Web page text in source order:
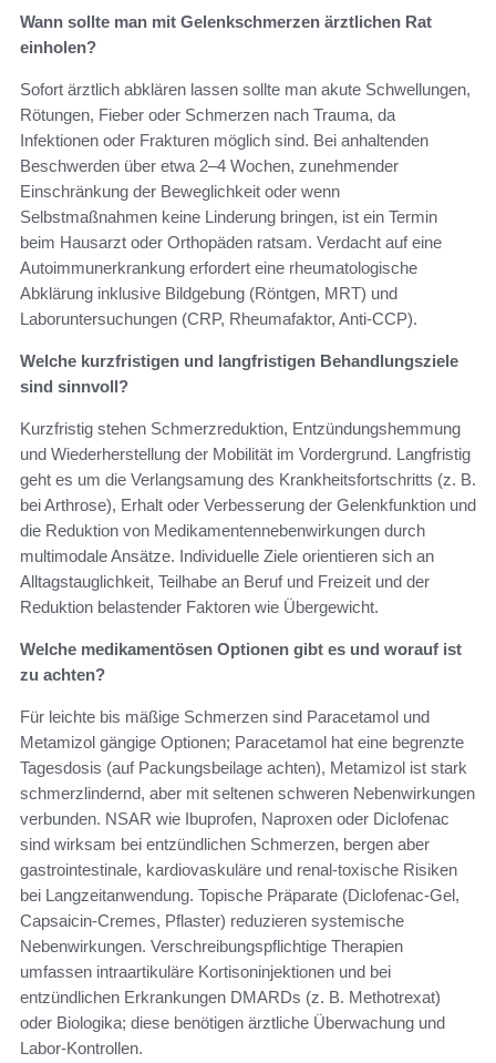
Wann sollte man mit Gelenkschmerzen ärztlichen Rat
einholen?
Sofort ärztlich abklären lassen sollte man akute Schwellungen,
Rötungen, Fieber oder Schmerzen nach Trauma, da
Infektionen oder Frakturen möglich sind. Bei anhaltenden
Beschwerden über etwa 2–4 Wochen, zunehmender
Einschränkung der Beweglichkeit oder wenn
Selbstmaßnahmen keine Linderung bringen, ist ein Termin
beim Hausarzt oder Orthopäden ratsam. Verdacht auf eine
Autoimmunerkrankung erfordert eine rheumatologische
Abklärung inklusive Bildgebung (Röntgen, MRT) und
Laboruntersuchungen (CRP, Rheumafaktor, Anti‑CCP).
Welche kurzfristigen und langfristigen Behandlungsziele
sind sinnvoll?
Kurzfristig stehen Schmerzreduktion, Entzündungshemmung
und Wiederherstellung der Mobilität im Vordergrund. Langfristig
geht es um die Verlangsamung des Krankheits­fortschritts (z. B.
bei Arthrose), Erhalt oder Verbesserung der Gelenkfunktion und
die Reduktion von Medikamenten­nebenwirkungen durch
multimodale Ansätze. Individuelle Ziele orientieren sich an
Alltagstauglichkeit, Teilhabe an Beruf und Freizeit und der
Reduktion belastender Faktoren wie Übergewicht.
Welche medikamentösen Optionen gibt es und worauf ist
zu achten?
Für leichte bis mäßige Schmerzen sind Paracetamol und
Metamizol gängige Optionen; Paracetamol hat eine begrenzte
Tagesdosis (auf Packungsbeilage achten), Metamizol ist stark
schmerzlindernd, aber mit seltenen schweren Nebenwirkungen
verbunden. NSAR wie Ibuprofen, Naproxen oder Diclofenac
sind wirksam bei entzündlichen Schmerzen, bergen aber
gastrointestinale, kardiovaskuläre und renal‑toxische Risiken
bei Langzeitanwendung. Topische Präparate (Diclofenac‑Gel,
Capsaicin‑Cremes, Pflaster) reduzieren systemische
Nebenwirkungen. Verschreibungspflichtige Therapien
umfassen intraartikuläre Kortisoninjektionen und bei
entzündlichen Erkrankungen DMARDs (z. B. Methotrexat)
oder Biologika; diese benötigen ärztliche Überwachung und
Labor‑Kontrollen.